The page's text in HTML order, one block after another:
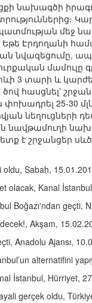
նախագծի
մեջ
Էրդողանի
նվազեցումը,
մամուլը
3 տարի և
հասցնել՝
25-30
նեղուցների
նավթամուղի
է շրջանցեր
oldu, Sabah,
olacak, Kanal
Boğazı'ndan geçti,
Akşam,
Anadolu Ajansı,
alternatifini
İstanbul, Hürriyet,
gerçek oldu,